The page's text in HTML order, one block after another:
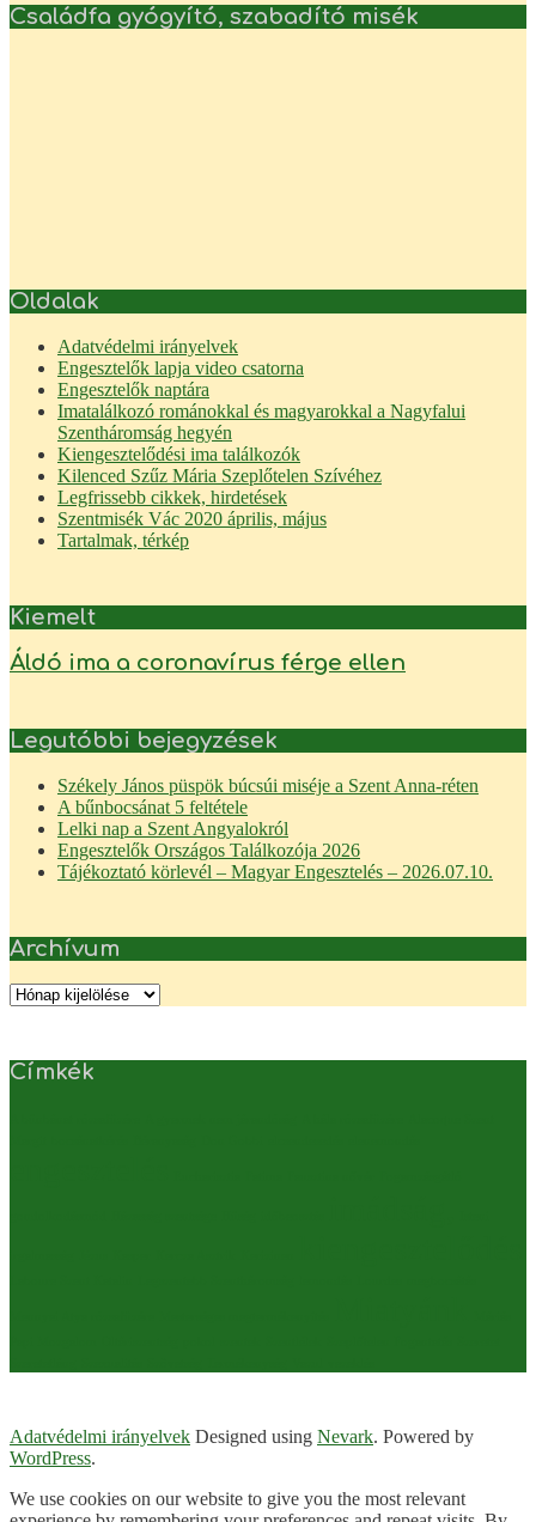
Családfa gyógyító, szabadító misék
Oldalak
Adatvédelmi irányelvek
Engesztelők lapja video csatorna
Engesztelők naptára
Imatalálkozó románokkal és magyarokkal a Nagyfalui
Szentháromság hegyén
Kiengesztelődési ima találkozók
Kilenced Szűz Mária Szeplőtelen Szívéhez
Legfrissebb cikkek, hirdetések
Szentmisék Vác 2020 április, május
Tartalmak, térkép
Kiemelt
Áldó ima a coronavírus férge ellen
Legutóbbi bejegyzések
Székely János püspök búcsúi miséje a Szent Anna-réten
A bűnbocsánat 5 feltétele
Lelki nap a Szent Angyalokról
Engesztelők Országos Találkozója 2026
Tájékoztató körlevél – Magyar Engesztelés – 2026.07.10.
Archívum
Archívum
Címkék
Adatvédelmi irányelvek Designed using Nevark. Powered by
WordPress.
We use cookies on our website to give you the most relevant